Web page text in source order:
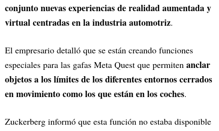
conjunto nuevas experiencias de realidad aumentada y
virtual centradas en la industria automotriz.
El empresario detalló que se están creando funciones
especiales para las gafas Meta Quest que permiten anclar
objetos a los límites de los diferentes entornos cerrados
en movimiento como los que están en los coches.
Zuckerberg informó que esta función no estaba disponible